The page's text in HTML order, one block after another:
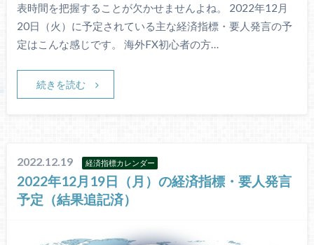
表時間を把握することが欠かせませんよね。 2022年12月
20日（火）に予定されている主な経済指標・要人発言の予
定はこんな感じです。 海外FX初心者の方…
続きを読む
2022.12.19 経済指標カレンダー
2022年12月19日（月）の経済指標・要人発言
予定（結果追記済）